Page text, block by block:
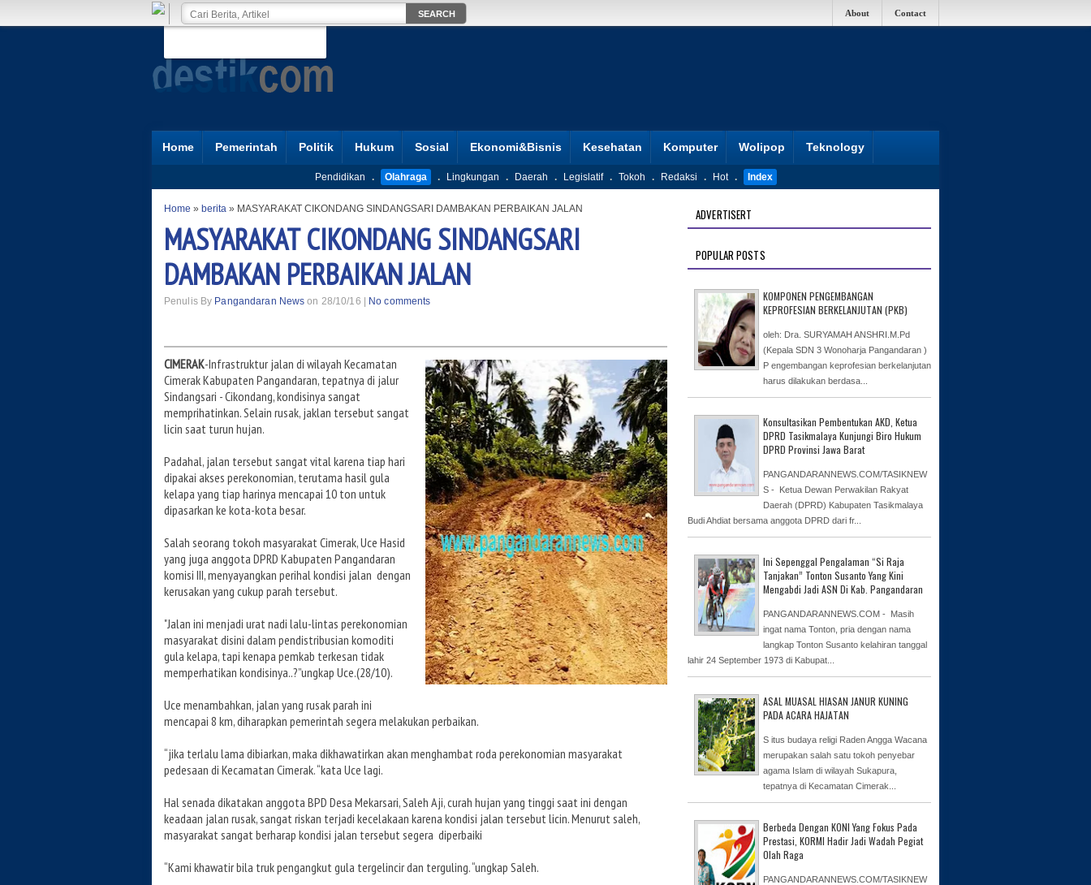
About Contact
Home Pemerintah Politik Hukum Sosial Ekonomi&Bisnis Kesehatan Komputer Wolipop Teknology
Pendidikan . Olahraga . Lingkungan . Daerah . Legislatif . Tokoh . Redaksi . Hot . Index
Home » berita » MASYARAKAT CIKONDANG SINDANGSARI DAMBAKAN PERBAIKAN JALAN
MASYARAKAT CIKONDANG SINDANGSARI
DAMBAKAN PERBAIKAN JALAN
Penulis By Pangandaran News on 28/10/16 | No comments
CIMERAK-Infrastruktur jalan di wilayah Kecamatan
Cimerak Kabupaten Pangandaran, tepatnya di jalur
Sindangsari - Cikondang, kondisinya sangat
memprihatinkan. Selain rusak, jaklan tersebut sangat
licin saat turun hujan.
Padahal, jalan tersebut sangat vital karena tiap hari
dipakai akses perekonomian, terutama hasil gula
kelapa yang tiap harinya mencapai 10 ton untuk
dipasarkan ke kota-kota besar.
Salah seorang tokoh masyarakat Cimerak, Uce Hasid
yang juga anggota DPRD Kabupaten Pangandaran
komisi III, menyayangkan perihal kondisi jalan dengan
kerusakan yang cukup parah tersebut.
"Jalan ini menjadi urat nadi lalu-lintas perekonomian
masyarakat disini dalam pendistribusian komoditi
gula kelapa, tapi kenapa pemkab terkesan tidak
memperhatikan kondisinya..?”ungkap Uce.(28/10).
Uce menambahkan, jalan yang rusak parah ini
mencapai 8 km, diharapkan pemerintah segera melakukan perbaikan.
“jika terlalu lama dibiarkan, maka dikhawatirkan akan menghambat roda perekonomian masyarakat
pedesaan di Kecamatan Cimerak. “kata Uce lagi.
Hal senada dikatakan anggota BPD Desa Mekarsari, Saleh Aji, curah hujan yang tinggi saat ini dengan
keadaan jalan rusak, sangat riskan terjadi kecelakaan karena kondisi jalan tersebut licin. Menurut saleh,
masyarakat sangat berharap kondisi jalan tersebut segera diperbaiki
“Kami khawatir bila truk pengangkut gula tergelincir dan terguling. “ungkap Saleh.
ADVERTISERT
POPULAR POSTS
KOMPONEN PENGEMBANGAN
KEPROFESIAN BERKELANJUTAN (PKB)
oleh: Dra. SURYAMAH ANSHRI.M.Pd
(Kepala SDN 3 Wonoharja Pangandaran )
P engembangan keprofesian berkelanjutan
harus dilakukan berdasa...
Konsultasikan Pembentukan AKD, Ketua
DPRD Tasikmalaya Kunjungi Biro Hukum
DPRD Provinsi Jawa Barat
PANGANDARANNEWS.COM/TASIKNEW
S - Ketua Dewan Perwakilan Rakyat
Daerah (DPRD) Kabupaten Tasikmalaya
Budi Ahdiat bersama anggota DPRD dari fr...
Ini Sepenggal Pengalaman “Si Raja
Tanjakan” Tonton Susanto Yang Kini
Mengabdi Jadi ASN Di Kab. Pangandaran
PANGANDARANNEWS.COM - Masih
ingat nama Tonton, pria dengan nama
langkap Tonton Susanto kelahiran tanggal
lahir 24 September 1973 di Kabupat...
ASAL MUASAL HIASAN JANUR KUNING
PADA ACARA HAJATAN
S itus budaya religi Raden Angga Wacana
merupakan salah satu tokoh penyebar
agama Islam di wilayah Sukapura,
tepatnya di Kecamatan Cimerak...
Berbeda Dengan KONI Yang Fokus Pada
Prestasi, KORMI Hadir Jadi Wadah Pegiat
Olah Raga
PANGANDARANNEWS.COM/TASIKNEW